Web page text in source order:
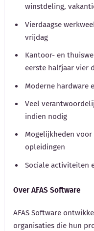
winstdeling,
Vierdaagse
vrijdag
Kantoor- en
eerste halfjaar vier
Moderne hardware
Veel
indien nodig
Mogelijkheden
opleidingen
Sociale activiteiten
Over AFAS Software
AFAS Software
organisaties die hun